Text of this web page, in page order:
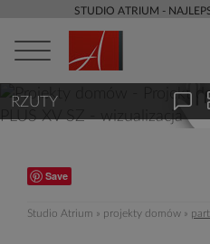
STUDIO ATRIUM -
Save
Studio Atrium » projekty domów »
RZUTY